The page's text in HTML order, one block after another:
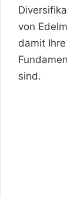
von
damit
sind.